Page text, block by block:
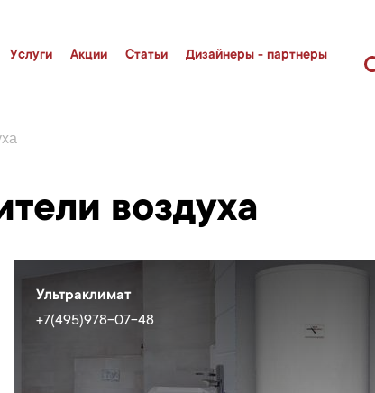
Услуги Акции Статьи
Дизайнеры - партнеры
воздуха
Ультраклимат
+7(495)978-07-48